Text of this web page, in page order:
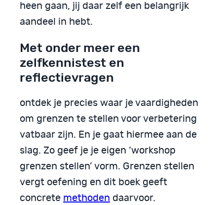
heen gaan, jij daar zelf een belangrijk
aandeel in hebt.
Met onder meer een
zelfkennistest en
reflectievragen
ontdek je precies waar je vaardigheden
om grenzen te stellen voor verbetering
vatbaar zijn. En je gaat hiermee aan de
slag. Zo geef je je eigen ‘workshop
grenzen stellen’ vorm. Grenzen stellen
vergt oefening en dit boek geeft
concrete methoden daarvoor.